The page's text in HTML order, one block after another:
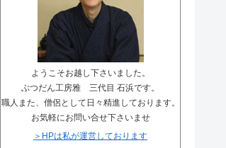
唐木仏壇の基本知識
唐木仏壇の材質知識
金仏壇一覧ページ
唐木仏壇一覧ページ
お盆提灯のQ＆A
イベント情報
まごころ安心サービス
メディア紹介
お客様のお声
ようこそお越し下さいました。
ぶつだん工房雅 三代目 石浜です。
職人また、僧侶として日々精進しております。
お気軽にお問い合せ下さいませ
＞HPは私が運営しております